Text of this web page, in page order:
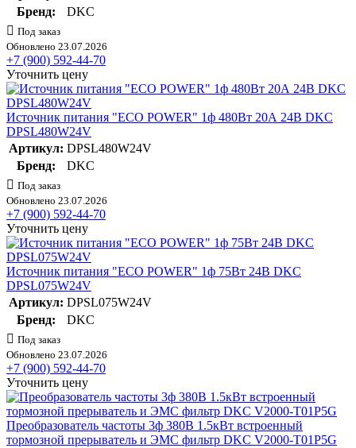
Бренд:
DKC
Под заказ
Обновлено 23.07.2026
+7 (900) 592-44-70
Уточнить цену
Источник питания "ECO POWER" 1ф 480Вт 20А 24В DKC
DPSL480W24V
Артикул: DPSL480W24V
Бренд:
DKC
Под заказ
Обновлено 23.07.2026
+7 (900) 592-44-70
Уточнить цену
Источник питания "ECO POWER" 1ф 75Вт 24В DKC
DPSL075W24V
Артикул: DPSL075W24V
Бренд:
DKC
Под заказ
Обновлено 23.07.2026
+7 (900) 592-44-70
Уточнить цену
Преобразователь частоты 3ф 380В 1.5кВт встроенный
тормозной прерыватель и ЭМС фильтр DKC V2000-T01P5G